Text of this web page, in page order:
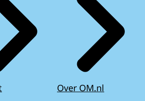
Over OM.nl